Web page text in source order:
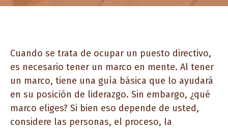
Cuando se trata de ocupar un puesto directivo,
es necesario tener un marco en mente. Al tener
un marco, tiene una guía básica que lo ayudará
en su posición de liderazgo. Sin embargo, ¿qué
marco eliges? Si bien eso depende de usted,
considere las personas, el proceso, la